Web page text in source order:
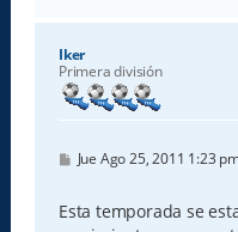
Iker
Primera división
M
s
a
Jue Ago 25, 2011 1:23
Esta temporada se